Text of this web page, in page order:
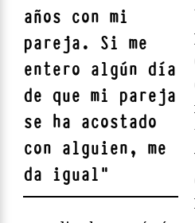
años con mi
pareja. Si me
entero algún día
de que mi pareja
se ha acostado
con alguien, me
da igual"